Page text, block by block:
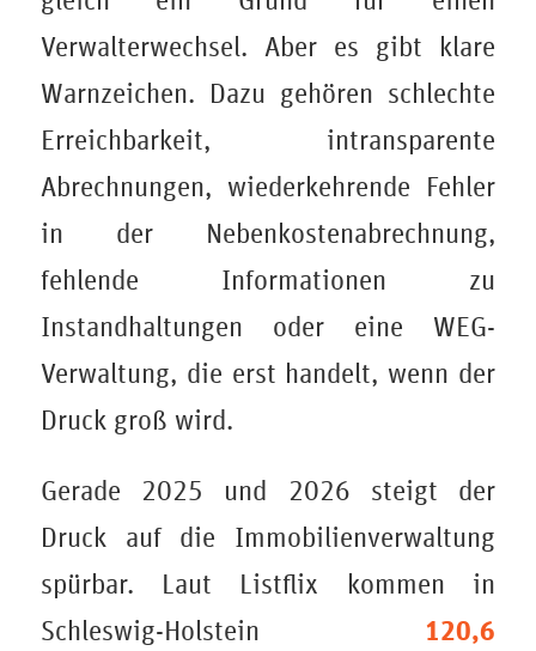
Verwalterwechsel. Aber es gibt klare
Warnzeichen. Dazu gehören schlechte
Erreichbarkeit, intransparente
Abrechnungen, wiederkehrende Fehler
in der Nebenkostenabrechnung,
fehlende Informationen zu
Instandhaltungen oder eine WEG-
Verwaltung, die erst handelt, wenn der
Druck groß wird.
Gerade 2025 und 2026 steigt der
Druck auf die Immobilienverwaltung
spürbar. Laut Listflix kommen in
Schleswig-Holstein 120,6